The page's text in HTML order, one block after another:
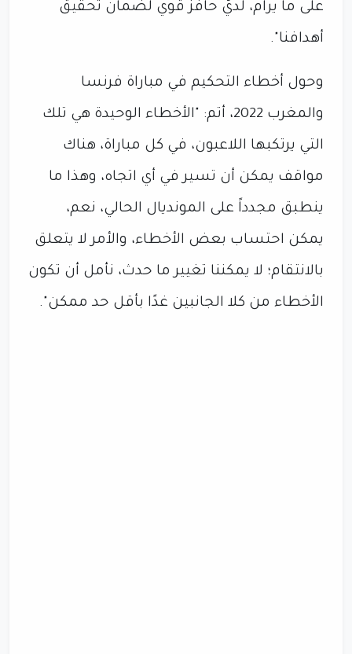
على ما يرام، لديّ حافز قوي لضمان تحقيق
أهدافنا".
وحول أخطاء التحكيم في مباراة فرنسا
والمغرب 2022، أتم: "الأخطاء الوحيدة هي تلك
التي يرتكبها اللاعبون، في كل مباراة، هناك
مواقف يمكن أن تسير في أي اتجاه، وهذا ما
ينطبق مجدداً على المونديال الحالي، نعم،
يمكن احتساب بعض الأخطاء، والأمر لا يتعلق
بالانتقام؛ لا يمكننا تغيير ما حدث، نأمل أن تكون
الأخطاء من كلا الجانبين غدًا بأقل حد ممكن".